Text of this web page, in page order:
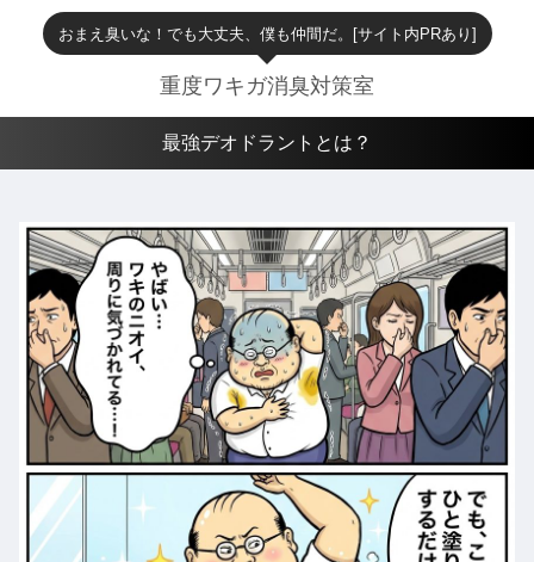
おまえ臭いな！でも大丈夫、僕も仲間だ。[サイト内PRあり]
重度ワキガ消臭対策室
最強デオドラントとは？